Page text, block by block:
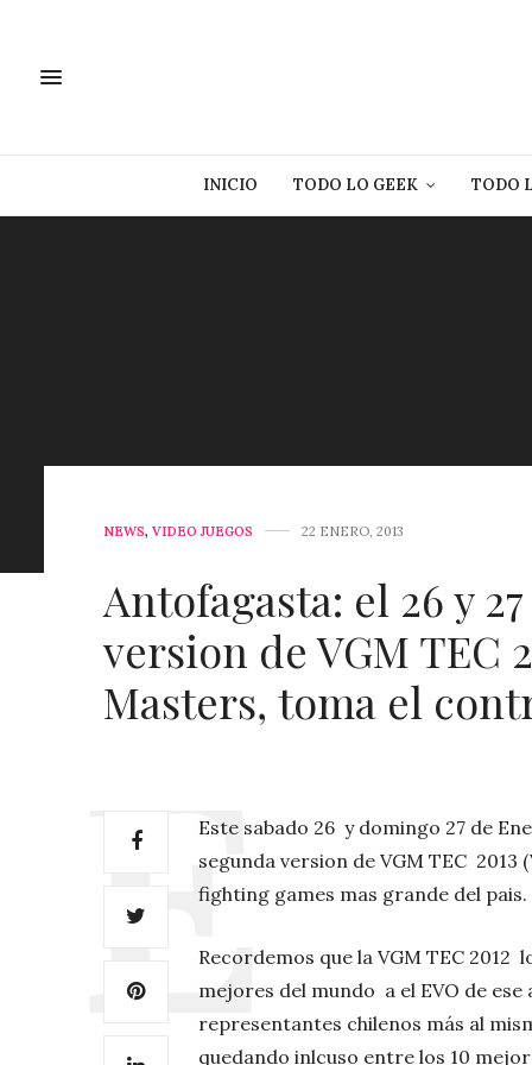
INICIO TODO LO GEEK TODO
NEWS, VIDEO JUEGOS 22 ENERO, 2013
Antofagasta: el 26 y
version de VGM TEC
Masters, toma el
Este sabado 26 y domingo 27 de
segunda version de VGM TEC
fighting games mas grande del pais.
Recordemos que la VGM TEC
mejores del mundo a el EVO de
representantes chilenos más al
quedando inlcuso entre los 10